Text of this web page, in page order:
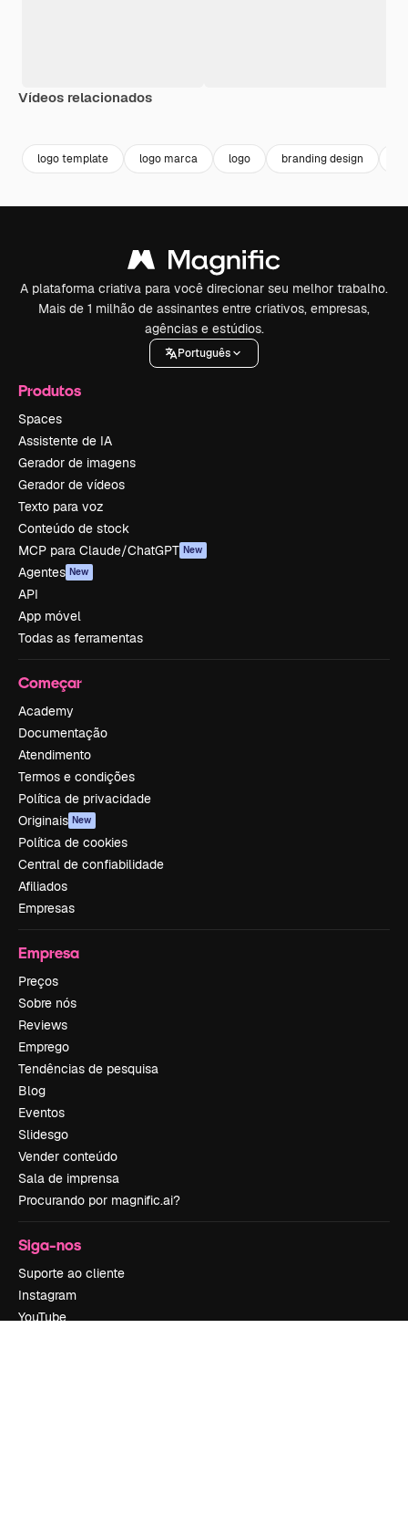
Vídeos relacionados
logo template logo marca logo branding design
A plataforma criativa para você direcionar seu melhor trabalho.
Mais de 1 milhão de assinantes entre criativos, empresas,
agências e estúdios.
Português
Produtos
Spaces
Assistente de IA
Gerador de imagens
Gerador de vídeos
Texto para voz
Conteúdo de stock
MCP para Claude/ChatGPT New
Agentes New
API
App móvel
Todas as ferramentas
Começar
Academy
Documentação
Atendimento
Termos e condições
Política de privacidade
Originais New
Política de cookies
Central de confiabilidade
Afiliados
Empresas
Empresa
Preços
Sobre nós
Reviews
Emprego
Tendências de pesquisa
Blog
Eventos
Slidesgo
Vender conteúdo
Sala de imprensa
Procurando por magnific.ai?
Siga-nos
Suporte ao cliente
Instagram
YouTube